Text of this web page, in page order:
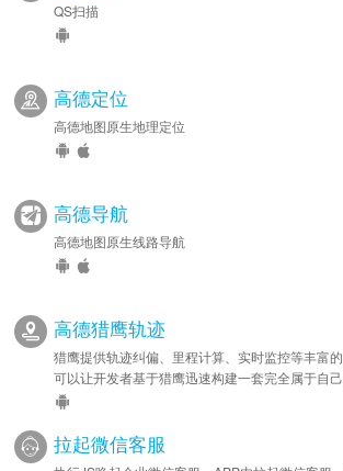
QS扫描
高德定位
高德地图原生地理定位
高德导航
高德地图原生线路导航
高德猎鹰轨迹
猎鹰提供轨迹纠偏、里程计算、实时监控等丰富
可以让开发者基于猎鹰迅速构建一套完全属于自己
理系统，应用于车队管理、人员管理等领域。
拉起微信客服